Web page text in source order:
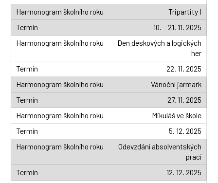
Tripartity I
10. – 21. 11. 2025
Den deskových a logických
her
22. 11. 2025
Vánoční jarmark
27. 11. 2025
Mikuláš ve škole
5. 12. 2025
Odevzdání absolventských
prací
12. 12. 2025